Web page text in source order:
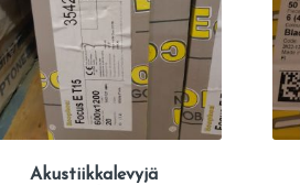
Akustiikkalevyjä